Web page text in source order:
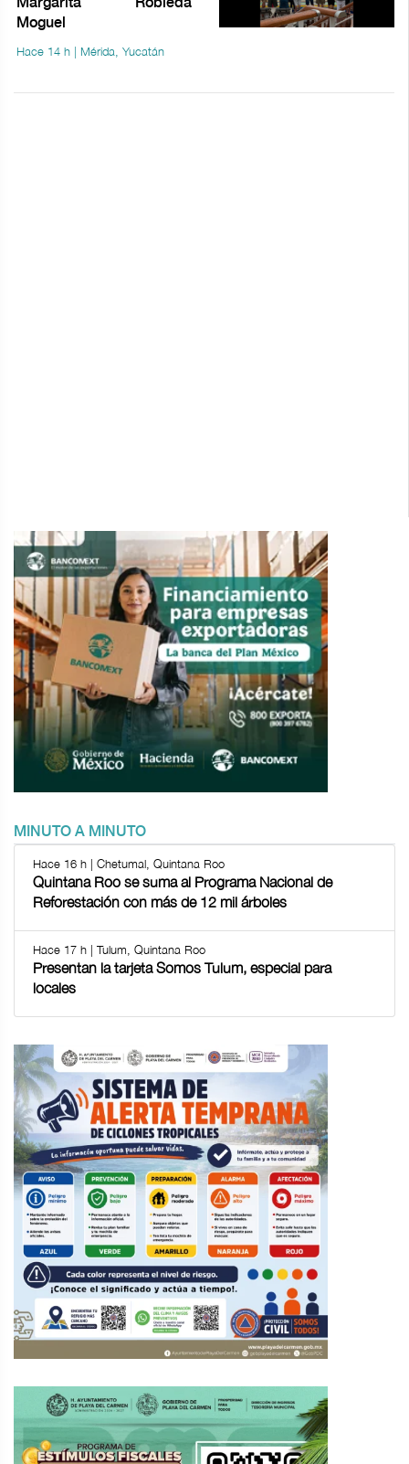
Moguel
Hace 14 h | Mérida, Yucatán
MINUTO A MINUTO
Hace 16 h | Chetumal, Quintana Roo
Quintana Roo se suma al Programa Nacional de
Reforestación con más de 12 mil árboles
Hace 17 h | Tulum, Quintana Roo
Presentan la tarjeta Somos Tulum, especial para
locales